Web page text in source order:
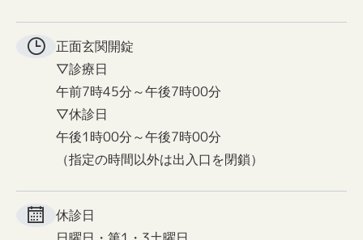
正面玄関開錠
▽診療日
午前7時45分～午後7時00分
▽休診日
午後1時00分～午後7時00分
（指定の時間以外は出入口を閉鎖）
休診日